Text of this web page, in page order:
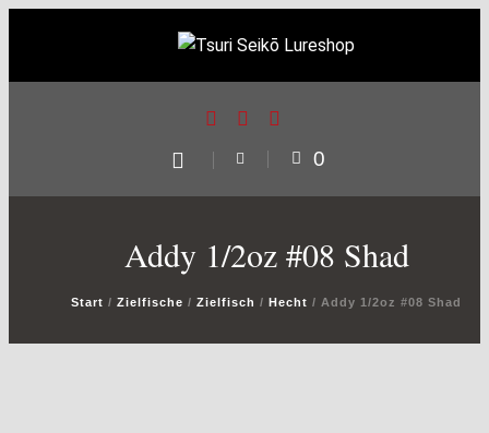
0
Addy 1/2oz #08 Shad
Start / Zielfische / Zielfisch / Hecht / Addy 1/2oz #08 Shad